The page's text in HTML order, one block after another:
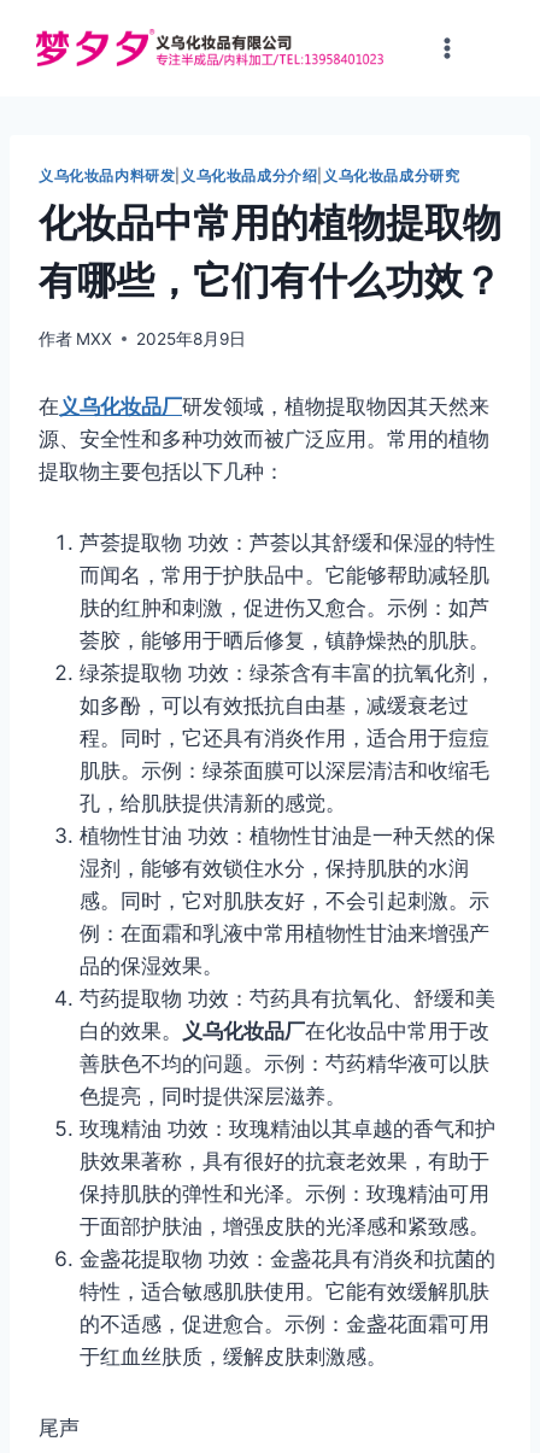
义乌化妆品内料研发 义乌化妆品成分介绍 义乌化妆品成分研究
化妆品中常用的植物提取物
有哪些，它们有什么功效？
作者 MXX 2025年8月9日
在 义乌化妆品厂研发领域，植物提取物因其天然来
源、安全性和多种功效而被广泛应用。常用的植物
提取物主要包括以下几种：
芦荟提取物 功效：芦荟以其舒缓和保湿的特性
而闻名，常用于护肤品中。它能够帮助减轻肌
肤的红肿和刺激，促进伤又愈合。示例：如芦
荟胶，能够用于晒后修复，镇静燥热的肌肤。
绿茶提取物 功效：绿茶含有丰富的抗氧化剂，
如多酚，可以有效抵抗自由基，减缓衰老过
程。同时，它还具有消炎作用，适合用于痘痘
肌肤。示例：绿茶面膜可以深层清洁和收缩毛
孔，给肌肤提供清新的感觉。
植物性甘油 功效：植物性甘油是一种天然的保
湿剂，能够有效锁住水分，保持肌肤的水润
感。同时，它对肌肤友好，不会引起刺激。示
例：在面霜和乳液中常用植物性甘油来增强产
品的保湿效果。
芍药提取物 功效：芍药具有抗氧化、舒缓和美
白的效果。
义乌化妆品厂在化妆品中常用于改
善肤色不均的问题。示例：芍药精华液可以肤
色提亮，同时提供深层滋养。
玫瑰精油 功效：玫瑰精油以其卓越的香气和护
肤效果著称，具有很好的抗衰老效果，有助于
保持肌肤的弹性和光泽。示例：玫瑰精油可用
于面部护肤油，增强皮肤的光泽感和紧致感。
金盏花提取物 功效：金盏花具有消炎和抗菌的
特性，适合敏感肌肤使用。它能有效缓解肌肤
的不适感，促进愈合。示例：金盏花面霜可用
于红血丝肤质，缓解皮肤刺激感。
尾声